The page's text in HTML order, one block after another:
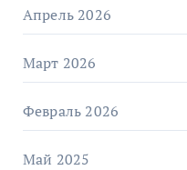
Апрель 2026
Март 2026
Февраль 2026
Май 2025